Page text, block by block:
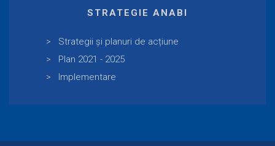
STRATEGIE ANABI
Strategii și planuri de acțiune
Plan 2021 - 2025
Implementare